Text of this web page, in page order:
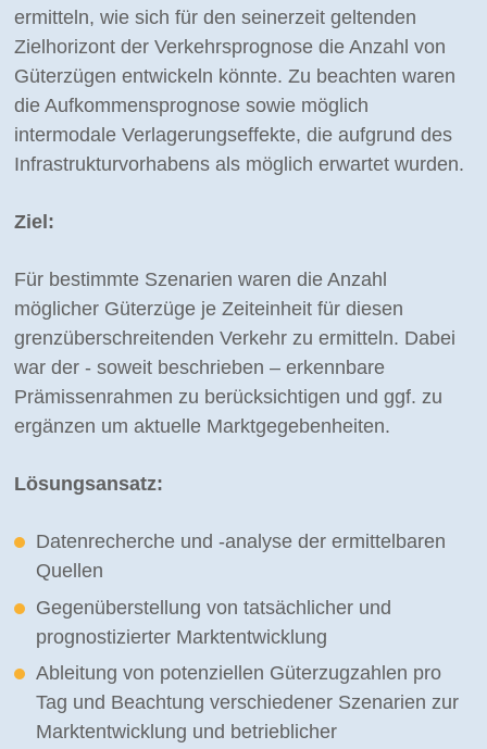
ermitteln, wie sich für den seinerzeit geltenden
Zielhorizont der Verkehrsprognose die Anzahl von
Güterzügen entwickeln könnte. Zu beachten waren
die Aufkommensprognose sowie möglich
intermodale Verlagerungseffekte, die aufgrund des
Infrastrukturvorhabens als möglich erwartet wurden.
Ziel:
Für bestimmte Szenarien waren die Anzahl
möglicher Güterzüge je Zeiteinheit für diesen
grenzüberschreitenden Verkehr zu ermitteln. Dabei
war der - soweit beschrieben – erkennbare
Prämissenrahmen zu berücksichtigen und ggf. zu
ergänzen um aktuelle Marktgegebenheiten.
Lösungsansatz:
Datenrecherche und -analyse der ermittelbaren
Quellen
Gegenüberstellung von tatsächlicher und
prognostizierter Marktentwicklung
Ableitung von potenziellen Güterzugzahlen pro
Tag und Beachtung verschiedener Szenarien zur
Marktentwicklung und betrieblicher